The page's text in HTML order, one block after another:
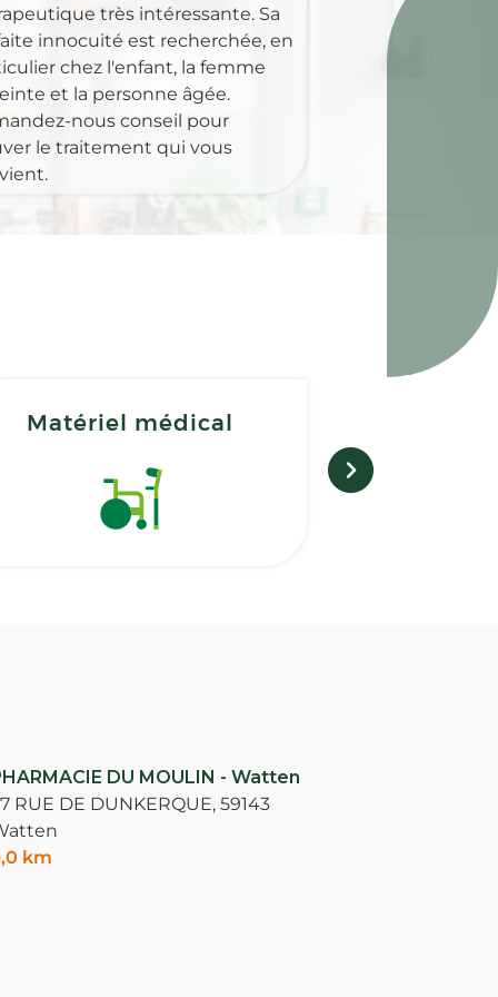
très intéressante. Sa
innocuité est recherchée, en
chez l'enfant, la femme
et la personne âgée.
nous conseil pour
le traitement qui vous
Matériel médical
DU MOULIN - Watten
RUE DE DUNKERQUE, 59143
km